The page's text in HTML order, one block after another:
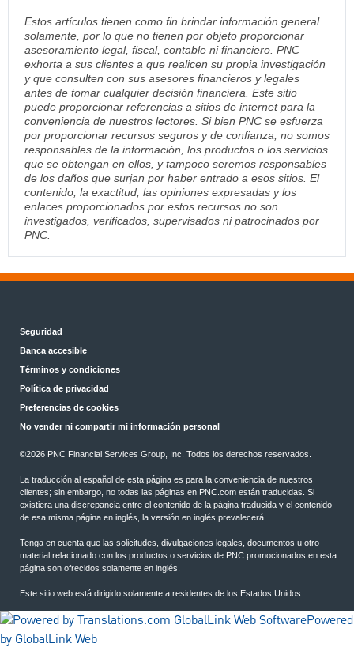
Estos artículos tienen como fin brindar información general
solamente, por lo que no tienen por objeto proporcionar
asesoramiento legal, fiscal, contable ni financiero. PNC
exhorta a sus clientes a que realicen su propia investigación
y que consulten con sus asesores financieros y legales
antes de tomar cualquier decisión financiera. Este sitio
puede proporcionar referencias a sitios de internet para la
conveniencia de nuestros lectores. Si bien PNC se esfuerza
por proporcionar recursos seguros y de confianza, no somos
responsables de la información, los productos o los servicios
que se obtengan en ellos, y tampoco seremos responsables
de los daños que surjan por haber entrado a esos sitios. El
contenido, la exactitud, las opiniones expresadas y los
enlaces proporcionados por estos recursos no son
investigados, verificados, supervisados ni patrocinados por
PNC.
Seguridad
Banca accesible
Términos y condiciones
Política de privacidad
Preferencias de cookies
No vender ni compartir mi información personal
©2026 PNC Financial Services Group, Inc. Todos los derechos reservados.
La traducción al español de esta página es para la conveniencia de nuestros
clientes; sin embargo, no todas las páginas en PNC.com están traducidas. Si
existiera una discrepancia entre el contenido de la página traducida y el contenido
de esa misma página en inglés, la versión en inglés prevalecerá.
Tenga en cuenta que las solicitudes, divulgaciones legales, documentos u otro
material relacionado con los productos o servicios de PNC promocionados en esta
página son ofrecidos solamente en inglés.
Este sitio web está dirigido solamente a residentes de los Estados Unidos.
Powered
by GlobalLink Web